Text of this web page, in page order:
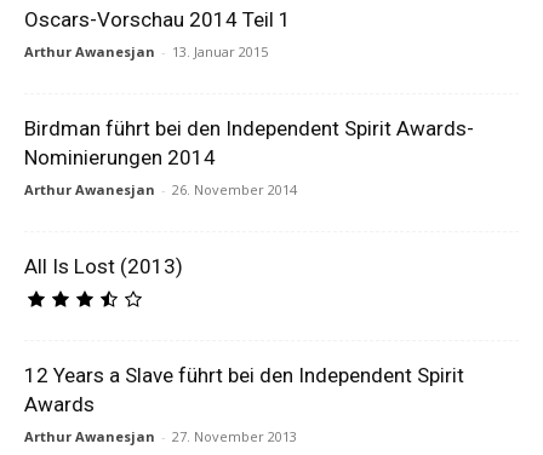
Oscars-Vorschau 2014 Teil 1
Arthur Awanesjan - 13. Januar 2015
Birdman führt bei den Independent Spirit Awards-
Nominierungen 2014
Arthur Awanesjan - 26. November 2014
All Is Lost (2013)
12 Years a Slave führt bei den Independent Spirit
Awards
Arthur Awanesjan - 27. November 2013